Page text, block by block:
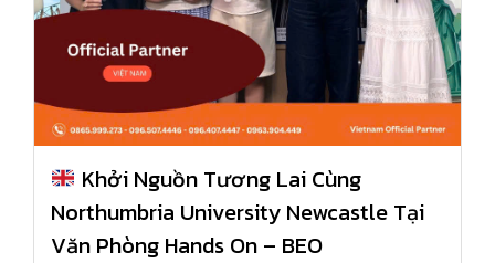
Khởi Nguồn Tương Lai Cùng
Northumbria University Newcastle Tại
Văn Phòng Hands On – BEO